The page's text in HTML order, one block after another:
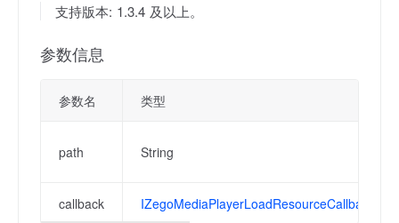
支持版本: 1.3.4 及以上。
参数信息
参数名 类型
path String
callback IZegoMediaPlayerLoadResourceCallback